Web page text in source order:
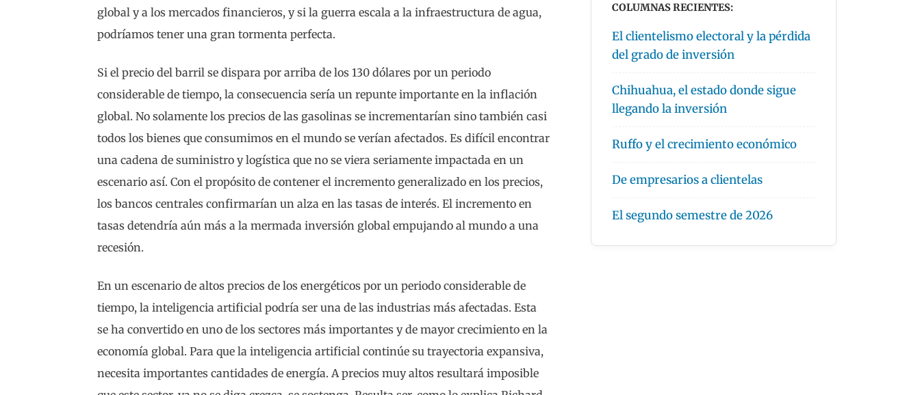
global y a los mercados financieros, y si la guerra escala a la infraestructura de agua,
podríamos tener una gran tormenta perfecta.
Si el precio del barril se dispara por arriba de los 130 dólares por un periodo
considerable de tiempo, la consecuencia sería un repunte importante en la inflación
global. No solamente los precios de las gasolinas se incrementarían sino también casi
todos los bienes que consumimos en el mundo se verían afectados. Es difícil encontrar
una cadena de suministro y logística que no se viera seriamente impactada en un
escenario así. Con el propósito de contener el incremento generalizado en los precios,
los bancos centrales confirmarían un alza en las tasas de interés. El incremento en
tasas detendría aún más a la mermada inversión global empujando al mundo a una
recesión.
En un escenario de altos precios de los energéticos por un periodo considerable de
tiempo, la inteligencia artificial podría ser una de las industrias más afectadas. Esta
se ha convertido en uno de los sectores más importantes y de mayor crecimiento en la
economía global. Para que la inteligencia artificial continúe su trayectoria expansiva,
necesita importantes cantidades de energía. A precios muy altos resultará imposible
COLUMNAS RECIENTES:
El clientelismo electoral y la pérdida
del grado de inversión
Chihuahua, el estado donde sigue
llegando la inversión
Ruffo y el crecimiento económico
De empresarios a clientelas
El segundo semestre de 2026